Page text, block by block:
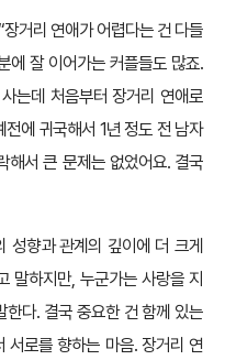
거리 연애가 어렵다는 건 다들
에 잘 이어가는 커플들도 많죠.
는데 처음부터 장거리 연애로
에 귀국해서 1년 정도 전 남자
해서 큰 문제는 없었어요. 결국
성향과 관계의 깊이에 더 크게
말하지만, 누군가는 사랑을 지
한다. 결국 중요한 건 함께 있는
서로를 향하는 마음. 장거리 연